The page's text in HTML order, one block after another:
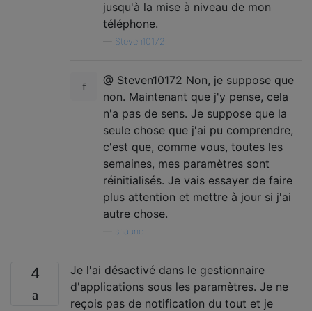
jusqu'à la mise à niveau de mon
téléphone.
Steven10172
@ Steven10172 Non, je suppose que
non. Maintenant que j'y pense, cela
n'a pas de sens. Je suppose que la
seule chose que j'ai pu comprendre,
c'est que, comme vous, toutes les
semaines, mes paramètres sont
réinitialisés. Je vais essayer de faire
plus attention et mettre à jour si j'ai
autre chose.
shaune
4
Je l'ai désactivé dans le gestionnaire
d'applications sous les paramètres. Je ne
reçois pas de notification du tout et je